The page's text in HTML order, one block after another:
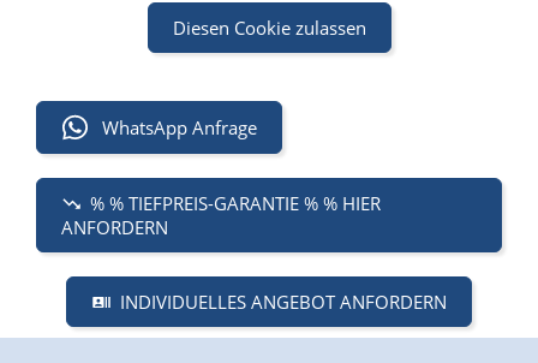
Diesen Cookie zulassen
WhatsApp Anfrage
% % TIEFPREIS-GARANTIE % % HIER
ANFORDERN
INDIVIDUELLES ANGEBOT ANFORDERN